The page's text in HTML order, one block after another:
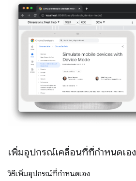
เพิ่มอุปกรณ์เคลื่อนที่ที่กำหนดเอง
วิธีเพิ่มอุปกรณ์ที่กำหนดเอง